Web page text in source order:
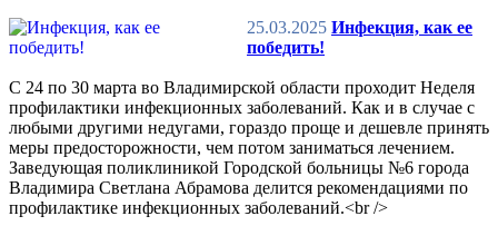
25.03.2025 Инфекция, как ее
победить!
С 24 по 30 марта во Владимирской области проходит Неделя
профилактики инфекционных заболеваний. Как и в случае с
любыми другими недугами, гораздо проще и дешевле принять
меры предосторожности, чем потом заниматься лечением.
Заведующая поликлиникой Городской больницы №6 города
Владимира Светлана Абрамова делится рекомендациями по
профилактике инфекционных заболеваний.<br />